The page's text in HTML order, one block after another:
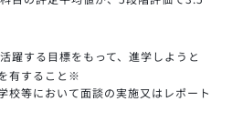
躍する目標をもって、進学しようと
有すること※
等において面談の実施又はレポート